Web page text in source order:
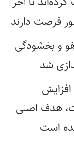
فرصت دارند
و بخشودگی
شد
هدف اصلی
است